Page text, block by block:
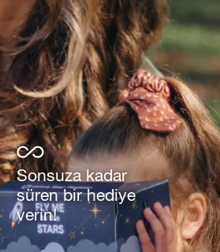
Sonsuza kadar
süren bir hediye
verin!